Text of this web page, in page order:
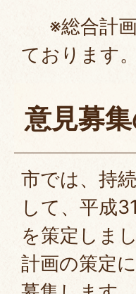
※総合計画
ております。
意見募
市では、持
して、平成
を策定しま
計画の策定